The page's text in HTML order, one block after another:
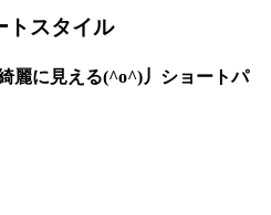
トスタイル
麗に見える(^o^)丿ショートパ